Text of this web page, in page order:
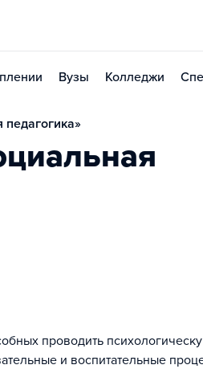
Вузы Колледжи
проводить
и воспитательные